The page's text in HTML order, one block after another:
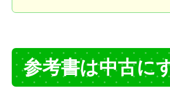
参考書は中古に